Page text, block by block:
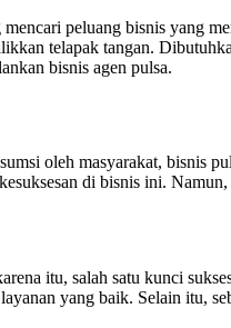
peluang bisnis yang
telapak tangan.
bisnis agen pulsa.
oleh masyarakat, bisnis
di bisnis ini.
itu, salah satu kunci
yang baik. Selain itu,